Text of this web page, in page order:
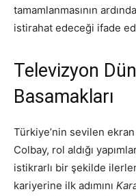
tamamlanmasının
istirahat edeceği ifade
Televizyon
Basamakları
Türkiye’nin sevilen
Colbay, rol aldığı
istikrarlı bir şekilde
kariyerine ilk adımını